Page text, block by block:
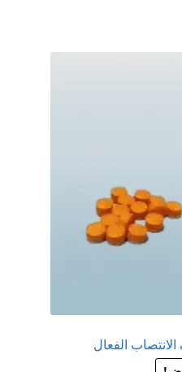
الفعال